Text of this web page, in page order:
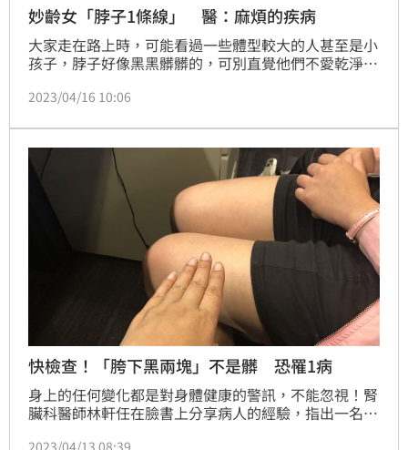
妙齡女「脖子1條線」 醫：麻煩的疾病
大家走在路上時，可能看過一些體型較大的人甚至是小
孩子，脖子好像黑黑髒髒的，可別直覺他們不愛乾淨，
卵巢症候群有關。(記者:陳弋)
2023/04/16 10:06
快檢查！「胯下黑兩塊」不是髒 恐罹1病
身上的任何變化都是對身體健康的警訊，不能忽視！腎
臟科醫師林軒任在臉書上分享病人的經驗，指出一名女
2023/04/13 08:39